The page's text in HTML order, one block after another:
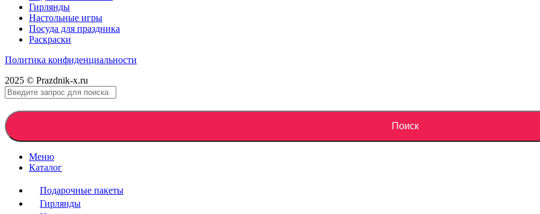
Гирлянды
Настольные игры
Посуда для праздника
Раскраски
Политика конфиденциальности
2025 © Prazdnik-x.ru
Поиск
Меню
Каталог
Подарочные пакеты
Гирлянды